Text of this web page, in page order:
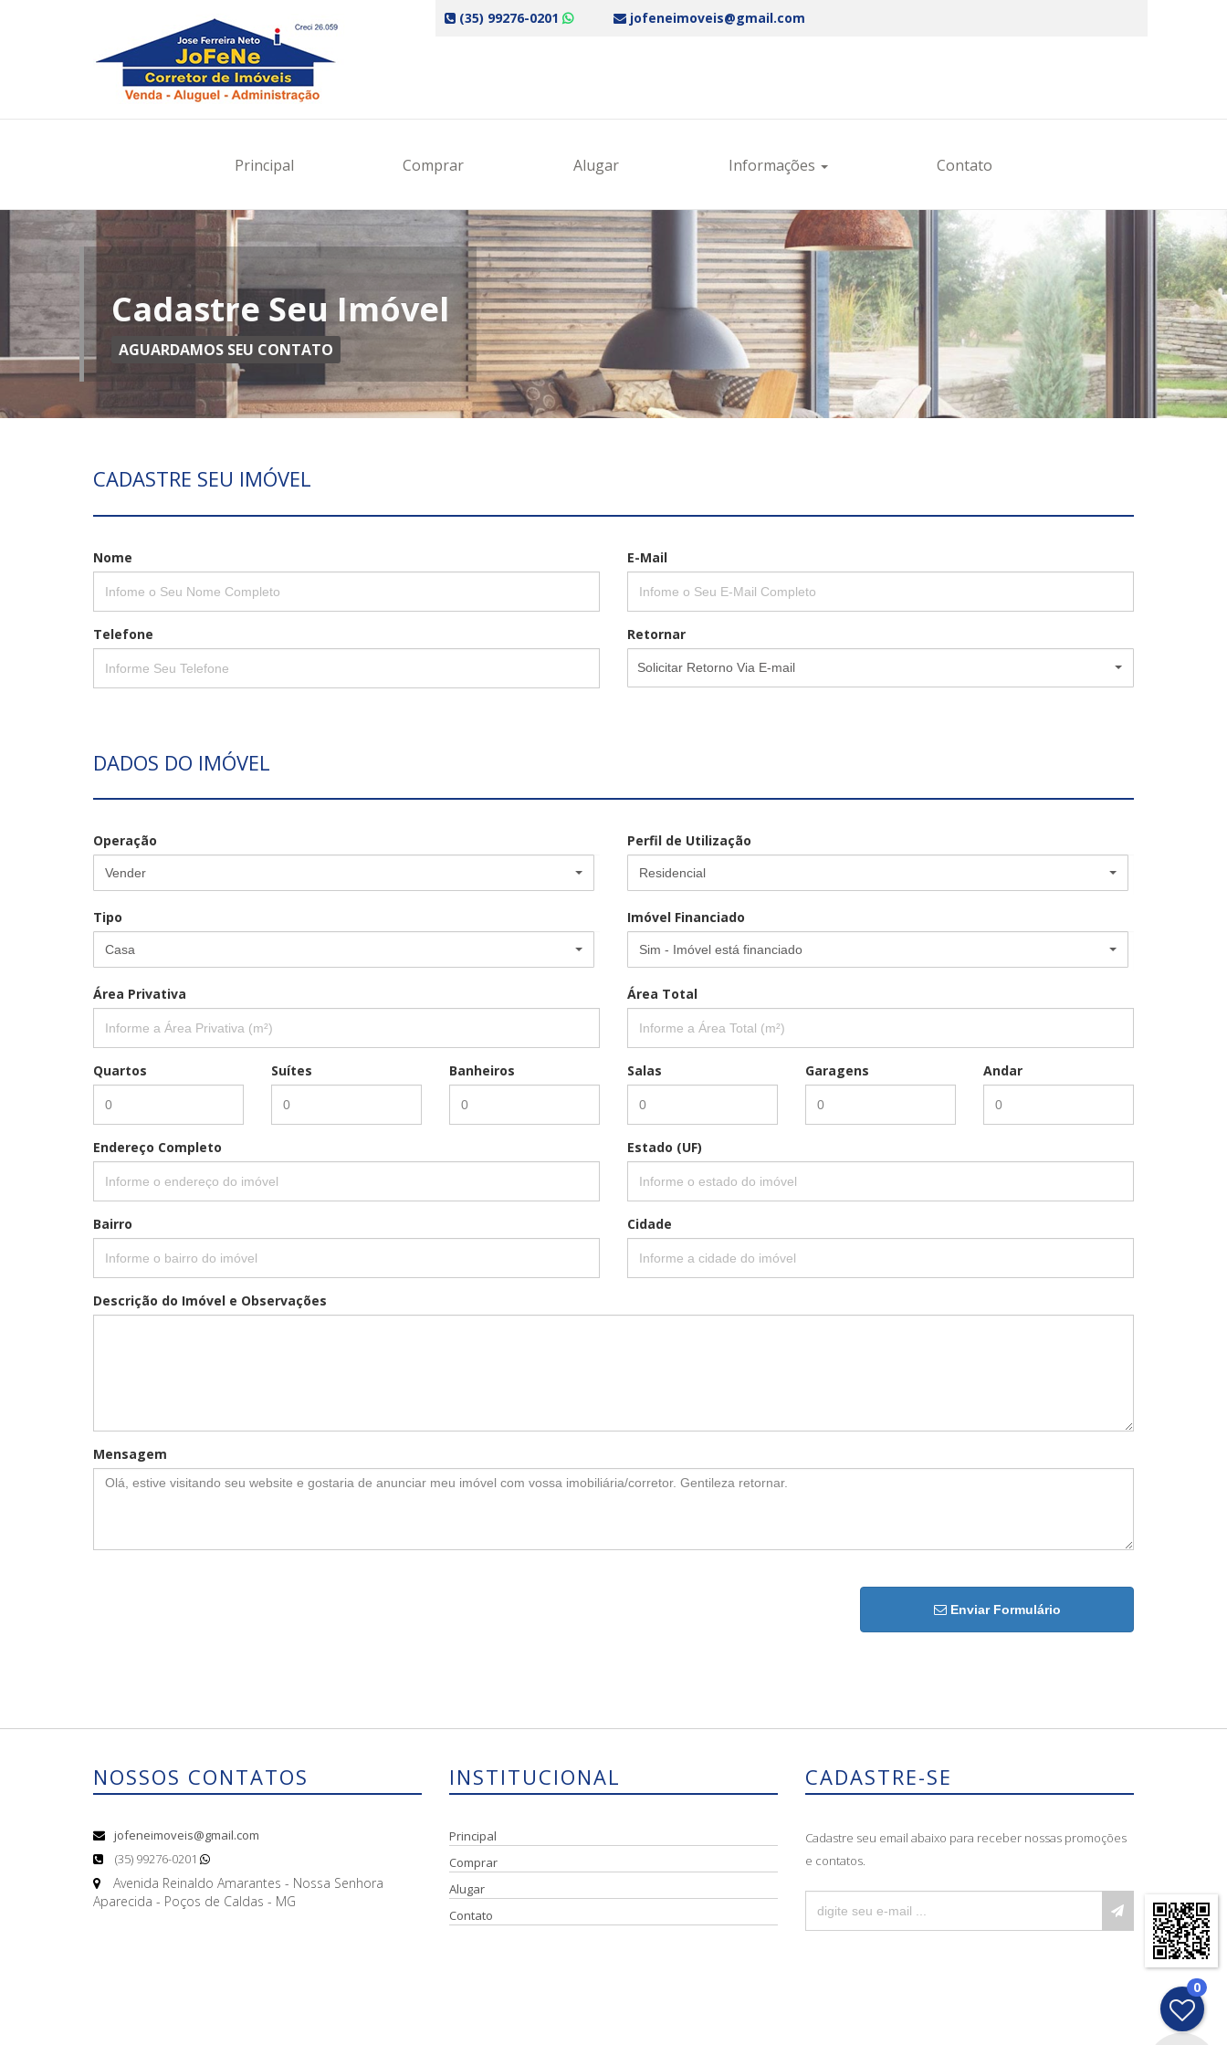
(35) 99276-0201 jofeneimoveis@gmail.com
Principal Comprar Alugar Informações Contato
Cadastre Seu Imóvel
AGUARDAMOS SEU CONTATO
CADASTRE SEU IMÓVEL
Nome E-Mail
Telefone Retornar
Solicitar Retorno Via E-mail
DADOS DO IMÓVEL
Operação
Vender
Perfil de Utilização
Residencial
Tipo
Casa
Imóvel Financiado
Sim - Imóvel está financiado
Área Privativa Área Total
Quartos Suítes Banheiros Salas Garagens Andar
Endereço Completo Estado (UF)
Bairro Cidade
Descrição do Imóvel e Observações
Mensagem
Enviar Formulário
NOSSOS CONTATOS
jofeneimoveis@gmail.com
(35) 99276-0201
Avenida Reinaldo Amarantes - Nossa Senhora
Aparecida - Poços de Caldas - MG
INSTITUCIONAL
Principal
Comprar
Alugar
Contato
CADASTRE-SE
Cadastre seu email abaixo para receber nossas promoções
e contatos.
0
Nome Completo:
Telefone ou WhatsApp:
Enviar Formulário